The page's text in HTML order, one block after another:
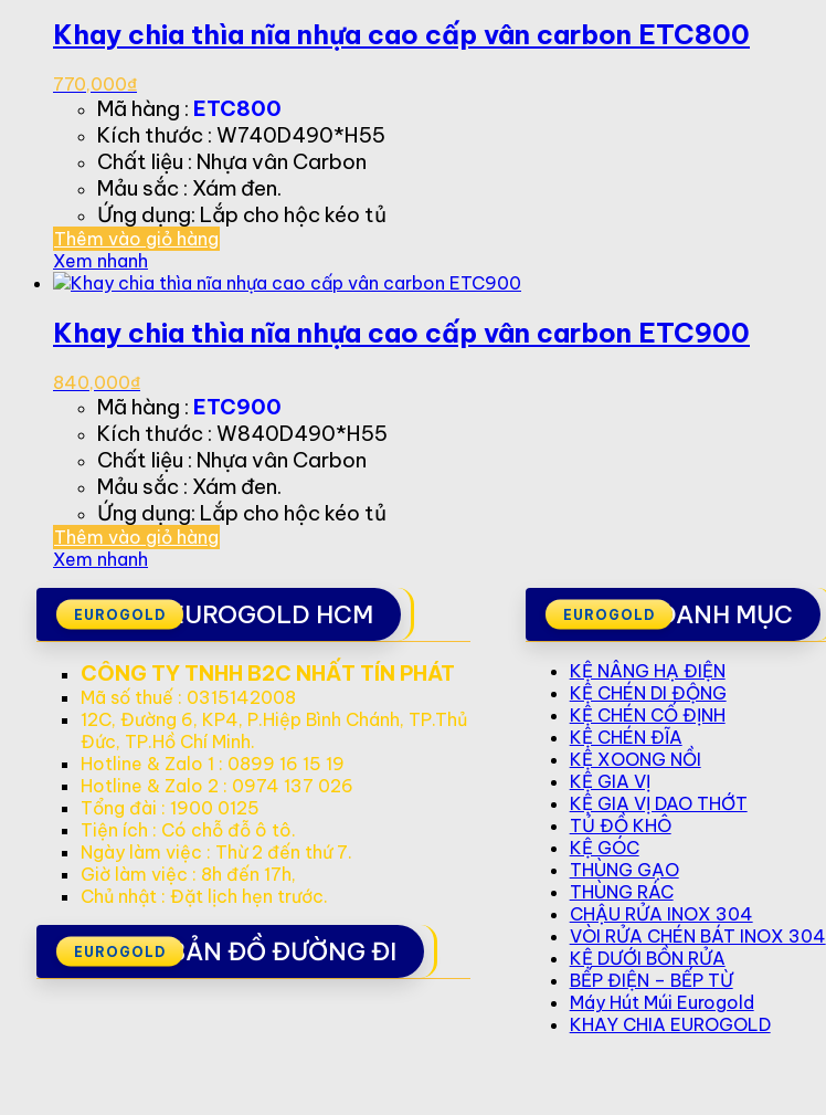
Khay chia thìa nĩa nhựa cao cấp vân carbon ETC800
770,000₫
Mã hàng : ETC800
Kích thước : W740D490*H55
Chất liệu : Nhựa vân Carbon
Mảu sắc : Xám đen.
Ứng dụng: Lắp cho hộc kéo tủ
Thêm vào giỏ hàng
Xem nhanh
Khay chia thìa nĩa nhựa cao cấp vân carbon ETC900
840,000₫
Mã hàng : ETC900
Kích thước : W840D490*H55
Chất liệu : Nhựa vân Carbon
Mảu sắc : Xám đen.
Ứng dụng: Lắp cho hộc kéo tủ
Thêm vào giỏ hàng
Xem nhanh
EUROGOLD HCM
CÔNG TY TNHH B2C NHẤT TÍN PHÁT
Mã số thuế : 0315142008
12C, Đường 6, KP4, P.Hiệp Bình Chánh, TP.Thủ
Đức, TP.Hồ Chí Minh.
Hotline & Zalo 1 : 0899 16 15 19
Hotline & Zalo 2 : 0974 137 026
Tổng đài : 1900 0125
Tiện ích : Có chỗ đỗ ô tô.
Ngày làm việc : Thừ 2 đến thứ 7.
Giờ làm việc : 8h đến 17h,
Chủ nhật : Đặt lịch hẹn trước.
BẢN ĐỒ ĐƯỜNG ĐI
DANH MỤC
KỆ NÂNG HẠ ĐIỆN
KỆ CHÉN DI ĐỘNG
KỆ CHÉN CỐ ĐỊNH
KỆ CHÉN ĐĨA
KỆ XOONG NỒI
KỆ GIA VỊ
KỆ GIA VỊ DAO THỚT
TỦ ĐỒ KHÔ
KỆ GÓC
THÙNG GẠO
THÙNG RÁC
CHẬU RỬA INOX 304
VÒI RỬA CHÉN BÁT INOX 304
KỆ DƯỚI BỒN RỬA
BẾP ĐIỆN – BẾP TỪ
Máy Hút Múi Eurogold
KHAY CHIA EUROGOLD